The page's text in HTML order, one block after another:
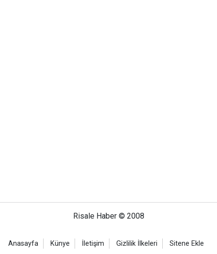
Risale Haber © 2008
Anasayfa Künye İletişim Gizlilik İlkeleri Sitene Ekle